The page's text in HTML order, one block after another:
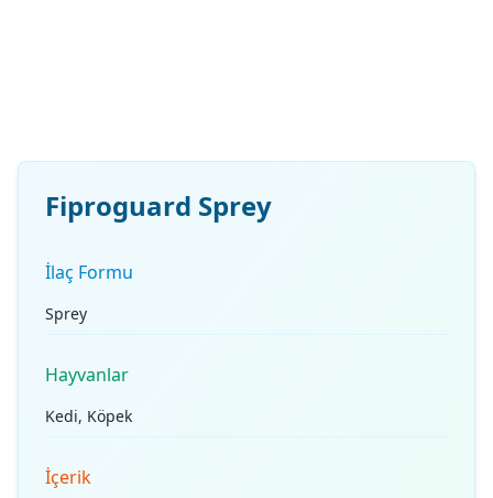
Fiproguard Sprey
İlaç Formu
Sprey
Hayvanlar
Kedi, Köpek
İçerik